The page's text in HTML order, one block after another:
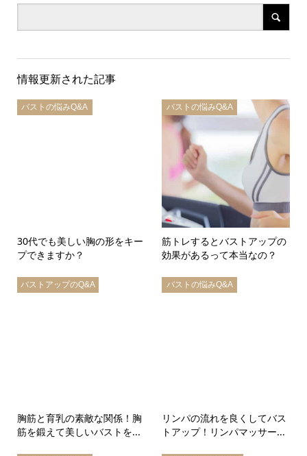
情報更新された記事
バストの悩みQ&A
30代でも美しい胸の形をキー
プできますか？
バストの悩みQ&A
筋トレするとバストアップの
効果があるって本当なの？
バストアップのQ&A
胸筋と育乳の素敵な関係！胸
筋を鍛えて美しいバストを...
バストの悩みQ&A
リンパの流れを良くしてバス
トアップ！リンパマッサー...